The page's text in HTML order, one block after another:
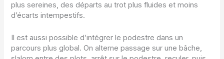
plus sereines, des départs au trot plus fluides et moins
d’écarts intempestifs.
Il est aussi possible d’intégrer le podestre dans un
parcours plus global. On alterne passage sur une bâche,